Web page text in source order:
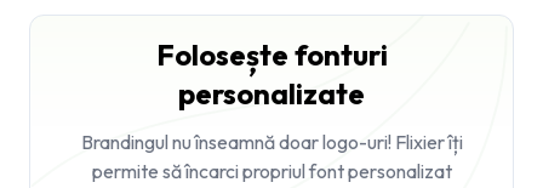
Folosește fonturi
personalizate
Brandingul nu înseamnă doar logo-uri! Flixier îți
permite să încarci propriul font personalizat